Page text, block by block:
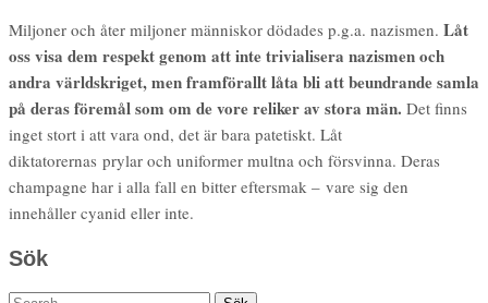
Miljoner och åter miljoner människor dödades p.g.a. nazismen. Låt
oss visa dem respekt genom att inte trivialisera nazismen och
andra världskriget, men framförallt låta bli att beundrande samla
på deras föremål som om de vore reliker av stora män. Det finns
inget stort i att vara ond, det är bara patetiskt. Låt
diktatorernas prylar och uniformer multna och försvinna. Deras
champagne har i alla fall en bitter eftersmak – vare sig den
innehåller cyanid eller inte.
Sök